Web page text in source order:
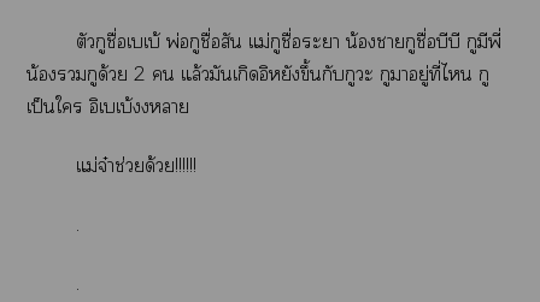
ตัวกูชื่อเบเบ้ พ่อกูชื่อสัน แม่กูชื่อะา น้องากูชื่อบีบี กูมีพี่
น้องกูด้วย 2  แล้วมันเกิดอิหยังขึ้นกับกูะ กูาอยู่ที่ไ กู
เป็นใ อิเบเบ้า
แม่จ๋าช่วยด้วย!!!!!!
.
.